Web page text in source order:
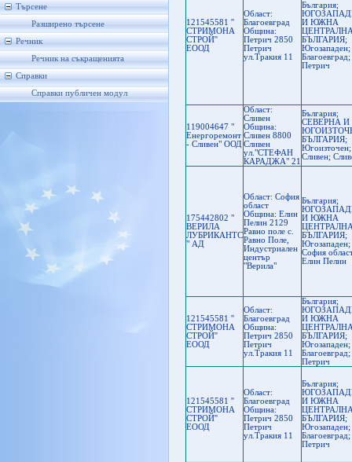
Търсене
Разширено търсене
Речник
Речник на съкращенията
Справки
Справки публичен модул
121545581 ''
СТРИМОНА
СТРОЙ''
ЕООД
Област:
Благоевград
Oбщина:
Петрич 2850
Петрич
ул.Тракия 11
България;
И ЮЖНА
БЪЛГАРИЯ;
Югозападен;
Благоевград;
Петрич
119004647 "
Енергоремонт
- Сливен" ООД
Област:
Сливен
Oбщина:
Сливен 8800
Сливен
ул."СТЕФАН
КАРАДЖА" 21
България;
СЕВЕРНА И
БЪЛГАРИЯ;
Югоизточен;
Сливен;
175442802 "
ВЕРИЛА
ЛУБРИКАНТС
" АД
Област: София
област
Oбщина: Елин
Пелин 2129
Равно поле с.
Равно Поле,
Индустриален
център
"Верила"
България;
И ЮЖНА
БЪЛГАРИЯ;
Югозападен;
София
Елин Пелин
121545581 ''
СТРИМОНА
СТРОЙ''
ЕООД
Област:
Благоевград
Oбщина:
Петрич 2850
Петрич
ул.Тракия 11
България;
И ЮЖНА
БЪЛГАРИЯ;
Югозападен;
Благоевград;
Петрич
121545581 ''
СТРИМОНА
СТРОЙ''
ЕООД
Област:
Благоевград
Oбщина:
Петрич 2850
Петрич
ул.Тракия 11
България;
И ЮЖНА
БЪЛГАРИЯ;
Югозападен;
Благоевград;
Петрич